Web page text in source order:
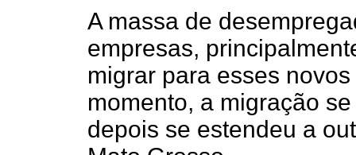
A massa de
empresas,
migrar para esses
momento, a migração
depois se estendeu a